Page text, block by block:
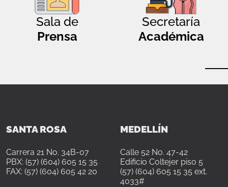
Sala de
Prensa
Secretaría
Académica
SANTA ROSA
Carrera 21 No. 34B-07
PBX: (57) (604) 605 15 35
FAX: (57) (604) 605 42 20
MEDELLÍN
Calle 52 No. 47-42
Edificio Coltejer piso 5
(57) (604) 605 15 35 ext.
4033#